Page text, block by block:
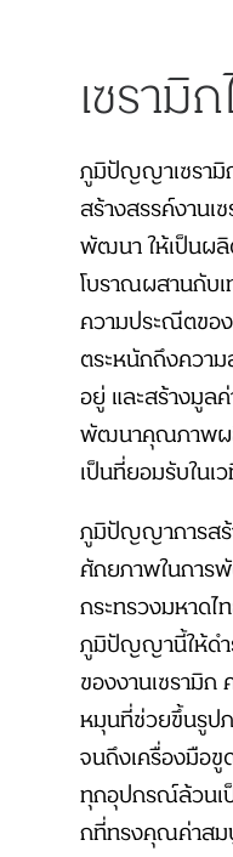
เซรามิ
ภูมิปัญญาเซรา
สร้างสรรค์งาน
พัฒนา ให้เป็นผ
โบราณผสานกับ
ความประณีตขอ
ตระหนักถึงควา
อยู่ และสร้างมูล
พัฒนาคุณภาพผลิ
เป็นที่ยอมรับในเ
ภูมิปัญญาการสร้
ศักยภาพในกา
กระทรวงมหาด
ภูมิปัญญานี้ให้ดำ
ของงานเซรามิ
หมุนที่ช่วยขึ้นรูป
จนถึงเครื่องมือ
ทุกอุปกรณ์ล้วนเ
กที่ทรงคุณค่าส